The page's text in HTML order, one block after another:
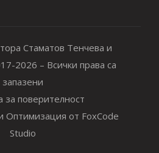
Стаматов Тенчева и
2026 – Всички права са
запазени
за поверителност
Оптимизация от FoxCode
Studio